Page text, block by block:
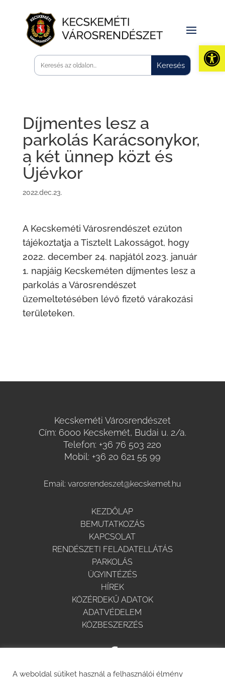
Díjmentes lesz a
parkolás Karácsonykor,
a két ünnep közt és
Újévkor
2022.dec.23.
A Kecskeméti Városrendészet ezúton
tájékoztatja a Tisztelt Lakosságot, hogy
2022. december 24. napjától 2023. január
1. napjáig Kecskeméten díjmentes lesz a
parkolás a Városrendészet
üzemeltetésében lévő fizető várakozási
területeken.
Kecskeméti Városrendészet
Cím: 6000 Kecskemét, Budai u. 2/a.
Telefon: +36 76 503 220
Mobil: +36 20 621 55 99
Email:varosrendeszet@kecskemet.hu
KEZDŐLAP
BEMUTATKOZÁS
KAPCSOLAT
RENDÉSZETI FELADATELLÁTÁS
PARKOLÁS
ÜGYINTÉZÉS
HÍREK
KÖZÉRDEKŰ ADATOK
ADATVÉDELEM
KÖZBESZERZÉS
A weboldal sütiket használ a felhasználói élmény